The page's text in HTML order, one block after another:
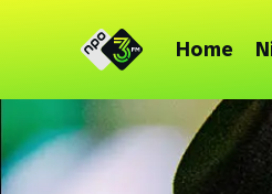
Home